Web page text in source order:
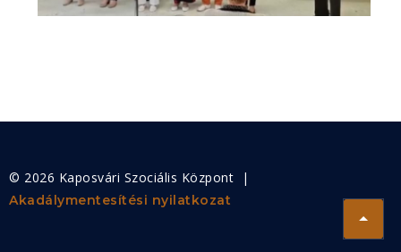
© 2026 Kaposvári Szociális Központ |
Akadálymentesítési nyilatkozat